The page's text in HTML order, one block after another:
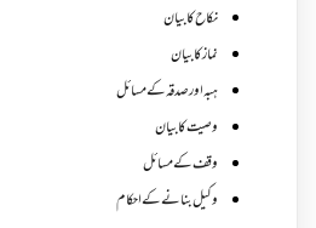
نکاح کا بیان
نماز کا بیان
ہبہ اور صدقہ کے مسائل
وصیت کا بیان
وقف کے مسائل
وکیل بنانے کے احکام